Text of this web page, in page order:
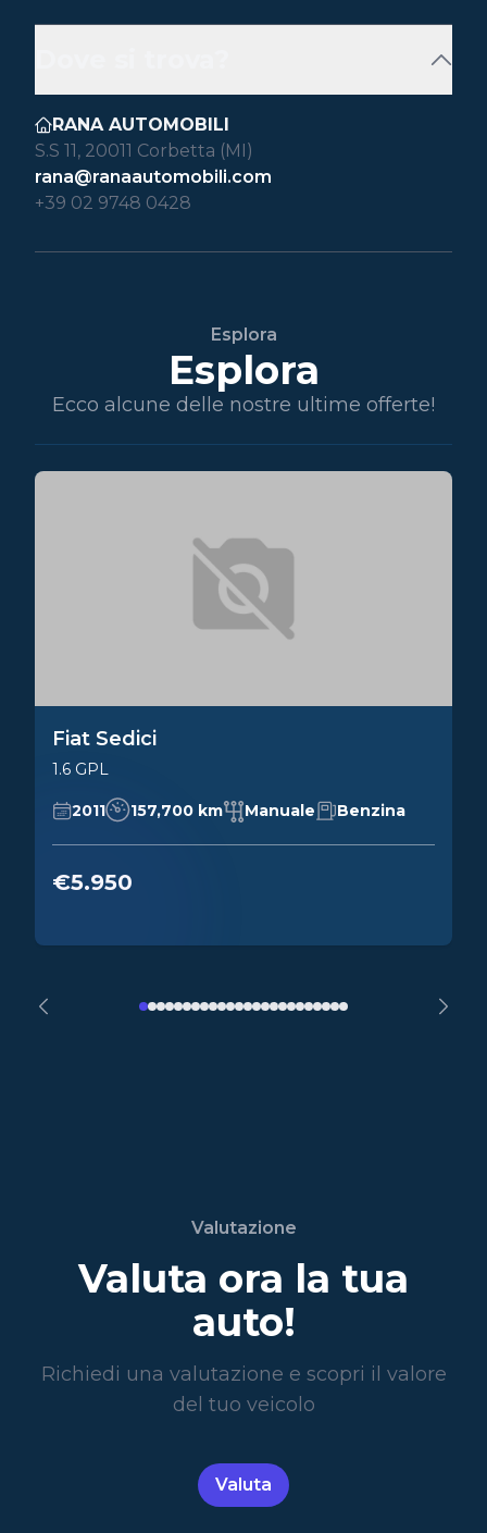
RANA AUTOMOBILI
S.S 11, 20011 Corbetta (MI)
rana@ranaautomobili.com
+39 02 9748 0428
Esplora
Esplora
Ecco alcune delle nostre ultime offerte!
Fiat Sedici
1.6 GPL
2011 157,700 km Manuale Benzina
€5.950
Valutazione
Valuta ora la tua
auto!
Richiedi una valutazione e scopri il valore
del tuo veicolo
Valuta